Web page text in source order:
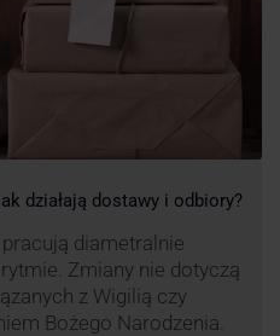
działają dostawy i odbiory?
diametralnie
Zmiany nie dotyczą
z Wigilią czy
Bożego Narodzenia.